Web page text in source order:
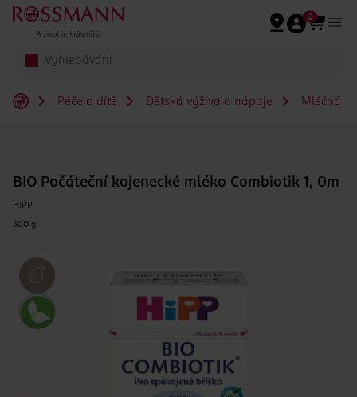
Přeskočit na hlavmní obsah
0
Péče o dítě Dětská výživa a nápoje Mléčná a
BIO Počáteční kojenecké mléko Combiotik 1, 0m
HiPP
500 g